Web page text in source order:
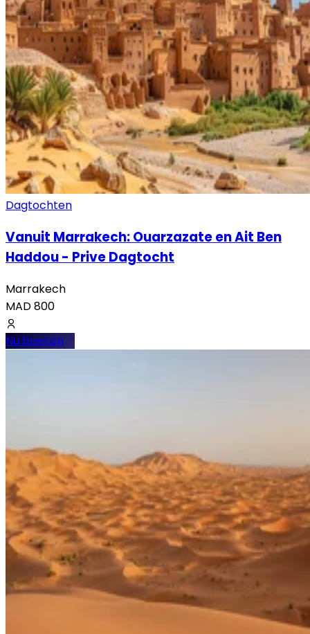
Dagtochten
Vanuit Marrakech: Ouarzazate en Ait Ben
Haddou - Prive Dagtocht
Marrakech
MAD800
Nu boeken